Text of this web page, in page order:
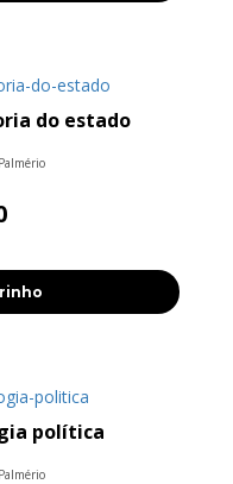
do estado
política